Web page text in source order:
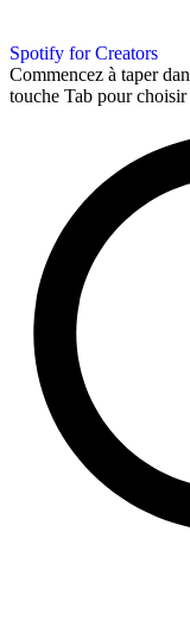
Spotify for Creators
Commencez à taper
touche Tab pour